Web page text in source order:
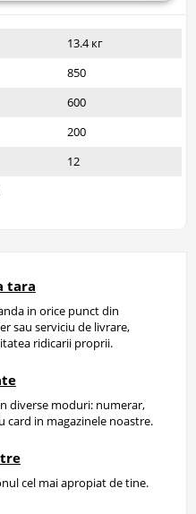
13.4 кг
850
600
200
12
tara
in orice punct din
sau serviciu de livrare,
ridicarii proprii.
diverse moduri: numerar,
card in magazinele noastre.
cel mai apropiat de tine.